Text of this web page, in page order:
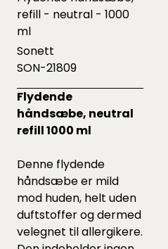
refill - neutral - 1000
ml
Sonett
SON-21809
Flydende
håndsæbe, neutral
refill 1000 ml
Denne flydende
håndsæbe er mild
mod huden, helt uden
duftstoffer og dermed
velegnet til allergikere.